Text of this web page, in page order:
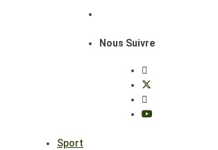
Nous Suivre
Sport